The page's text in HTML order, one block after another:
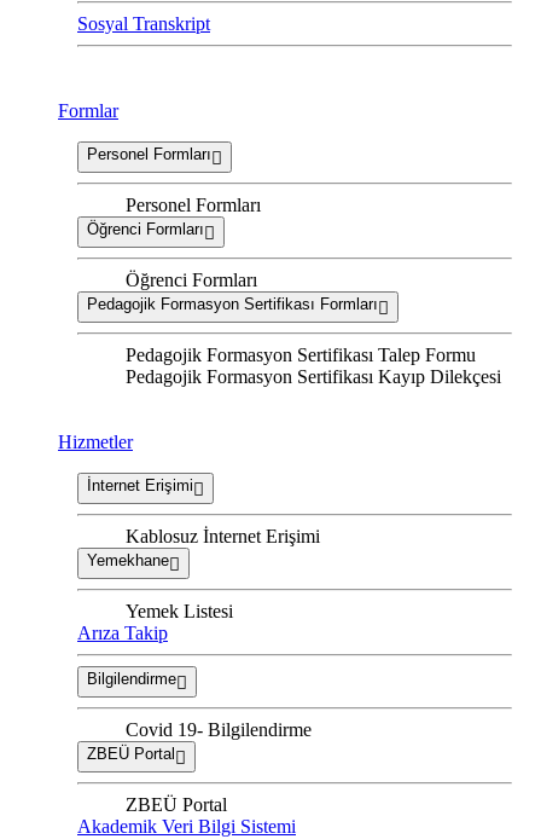
Sosyal Transkript
Formlar
Personel Formları
Personel Formları
Öğrenci Formları
Öğrenci Formları
Pedagojik Formasyon Sertifikası Formları
Pedagojik Formasyon Sertifikası Talep Formu
Pedagojik Formasyon Sertifikası Kayıp Dilekçesi
Hizmetler
İnternet Erişimi
Kablosuz İnternet Erişimi
Yemekhane
Yemek Listesi
Arıza Takip
Bilgilendirme
Covid 19- Bilgilendirme
ZBEÜ Portal
ZBEÜ Portal
Akademik Veri Bilgi Sistemi